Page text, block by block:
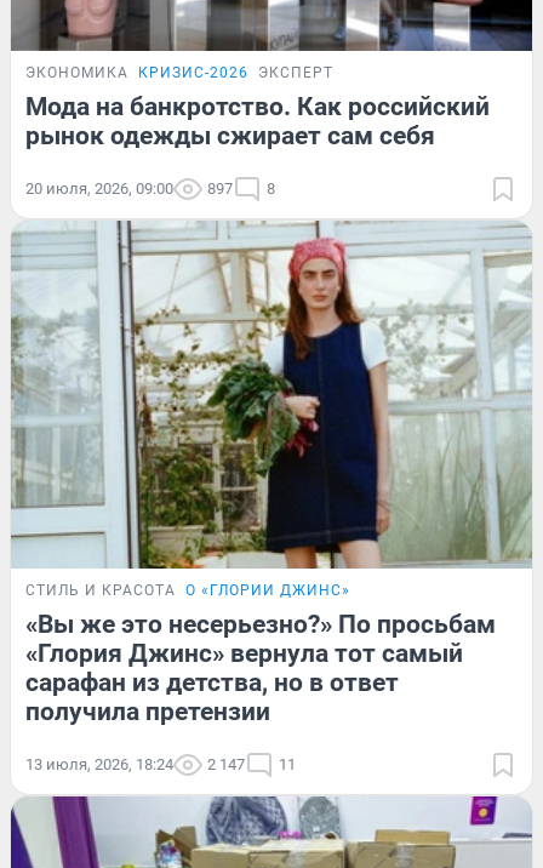
ЭКОНОМИКА КРИЗИС-2026 ЭКСПЕРТ
Мода на банкротство. Как российский
рынок одежды сжирает сам себя
20 июля, 2026, 09:00 897 8
СТИЛЬ И КРАСОТА О «ГЛОРИИ ДЖИНС»
«Вы же это несерьезно?» По просьбам
«Глория Джинс» вернула тот самый
сарафан из детства, но в ответ
получила претензии
13 июля, 2026, 18:24 2 147 11